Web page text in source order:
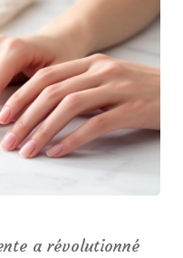
a révolutionné